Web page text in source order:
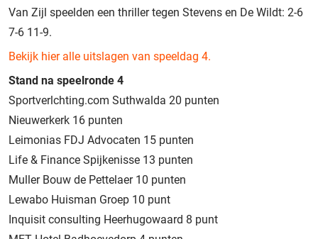
Van Zijl speelden een thriller tegen Stevens en De Wildt: 2-6
7-6 11-9.
Bekijk hier alle uitslagen van speeldag 4.
Stand na speelronde 4
Sportverlchting.com Suthwalda 20 punten
Nieuwerkerk 16 punten
Leimonias FDJ Advocaten 15 punten
Life & Finance Spijkenisse 13 punten
Muller Bouw de Pettelaer 10 punten
Lewabo Huisman Groep 10 punt
Inquisit consulting Heerhugowaard 8 punt